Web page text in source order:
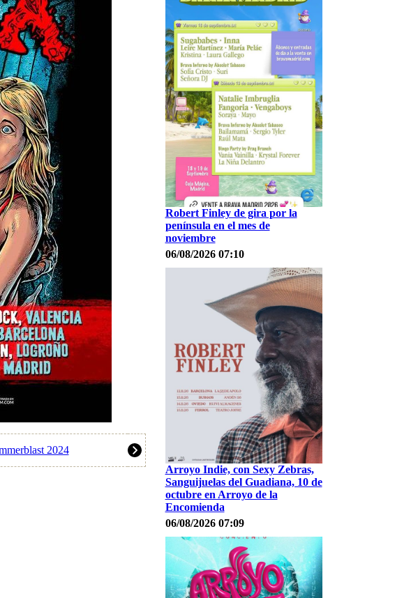
2024
Robert Finley de gira por la
península en el mes de
noviembre
06/08/2026 07:10
Arroyo Indie, con Sexy Zebras,
Sanguijuelas del Guadiana, 10 de
octubre en Arroyo de la
Encomienda
06/08/2026 07:09